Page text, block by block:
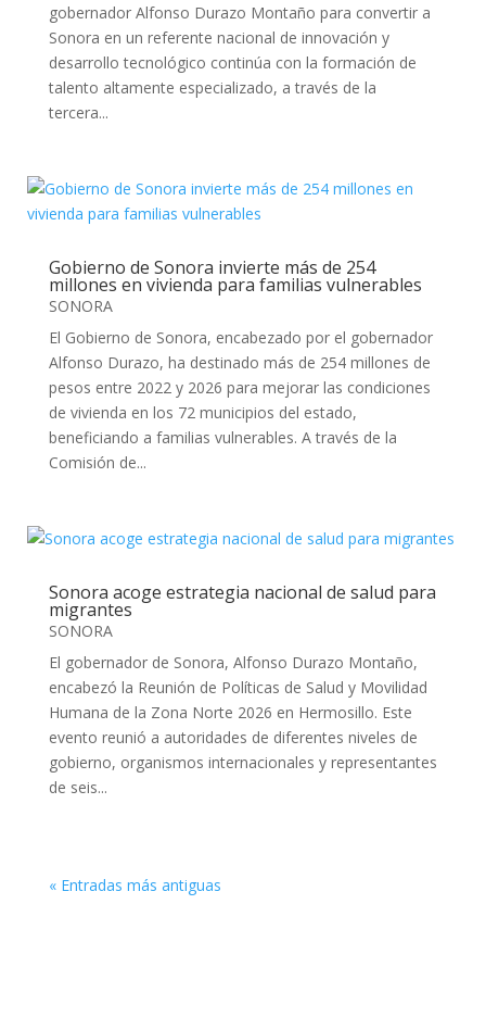
gobernador Alfonso Durazo Montaño para convertir a
Sonora en un referente nacional de innovación y
desarrollo tecnológico continúa con la formación de
talento altamente especializado, a través de la
tercera...
Gobierno de Sonora invierte más de 254
millones en vivienda para familias vulnerables
SONORA
El Gobierno de Sonora, encabezado por el gobernador
Alfonso Durazo, ha destinado más de 254 millones de
pesos entre 2022 y 2026 para mejorar las condiciones
de vivienda en los 72 municipios del estado,
beneficiando a familias vulnerables. A través de la
Comisión de...
Sonora acoge estrategia nacional de salud para
migrantes
SONORA
El gobernador de Sonora, Alfonso Durazo Montaño,
encabezó la Reunión de Políticas de Salud y Movilidad
Humana de la Zona Norte 2026 en Hermosillo. Este
evento reunió a autoridades de diferentes niveles de
gobierno, organismos internacionales y representantes
de seis...
« Entradas más antiguas